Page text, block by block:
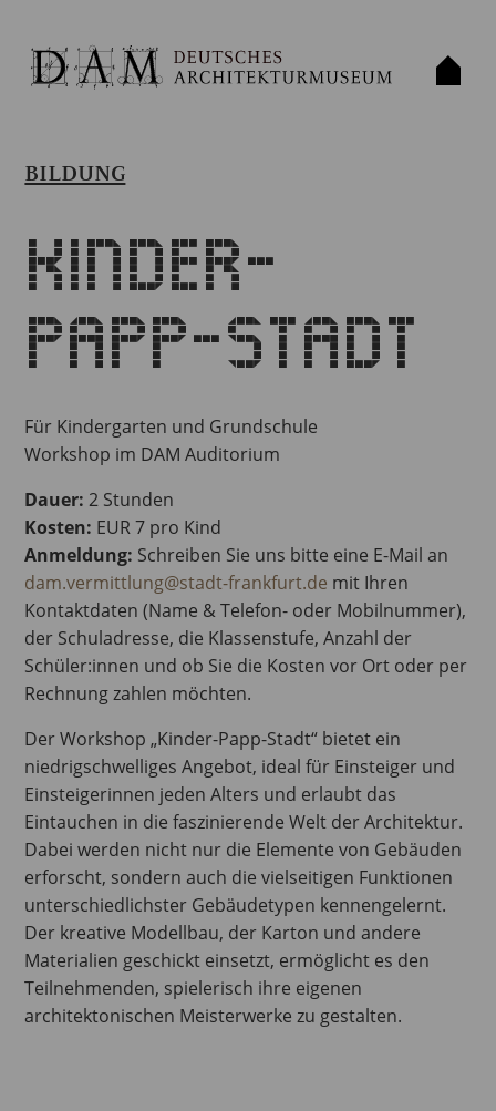
BILDUNG
Kinder-
PAPP-Stadt
Für Kindergarten und Grundschule
Workshop im DAM Auditorium
Dauer: 2 Stunden
Kosten: EUR 7 pro Kind
Anmeldung: Schreiben Sie uns bitte eine E-Mail an
dam.vermittlung@stadt-frankfurt.de mit Ihren
Kontaktdaten (Name & Telefon- oder Mobilnummer),
der Schuladresse, die Klassenstufe, Anzahl der
Schüler:innen und ob Sie die Kosten vor Ort oder per
Rechnung zahlen möchten.
Der Workshop „Kinder-Papp-Stadt“ bietet ein
niedrigschwelliges Angebot, ideal für Einsteiger und
Einsteigerinnen jeden Alters und erlaubt das
Eintauchen in die faszinierende Welt der Architektur.
Dabei werden nicht nur die Elemente von Gebäuden
erforscht, sondern auch die vielseitigen Funktionen
unterschiedlichster Gebäudetypen kennengelernt.
Der kreative Modellbau, der Karton und andere
Materialien geschickt einsetzt, ermöglicht es den
Teilnehmenden, spielerisch ihre eigenen
architektonischen Meisterwerke zu gestalten.